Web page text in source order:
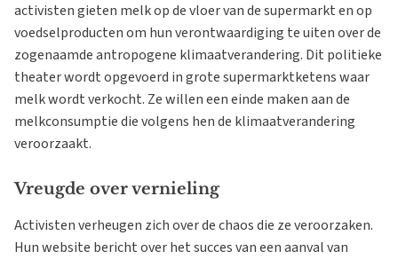
activisten gieten melk op de vloer van de supermarkt en op
voedselproducten om hun verontwaardiging te uiten over de
zogenaamde antropogene klimaatverandering. Dit politieke
theater wordt opgevoerd in grote supermarktketens waar
melk wordt verkocht. Ze willen een einde maken aan de
melkconsumptie die volgens hen de klimaatverandering
veroorzaakt.
Vreugde over vernieling
Activisten verheugen zich over de chaos die ze veroorzaken.
Hun website bericht over het succes van een aanval van